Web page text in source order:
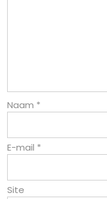
Naam *
E-mail *
Site